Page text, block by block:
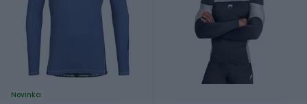
Novinka